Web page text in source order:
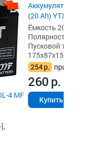
4 MF
Аккумулятор VOLAT
(20 Ah) YTX20
Ёмкость 20 А·ч,
Полярность прямая [+
Пусковой ток 330 А,
175x87x155
254р. при сдаче акб
260р.
Купить